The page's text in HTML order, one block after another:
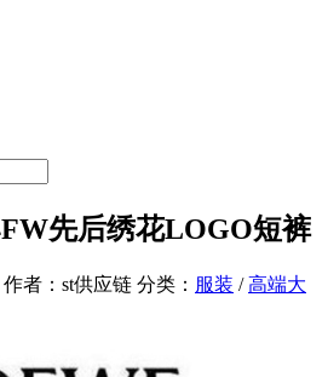
先后绣花LOGO短裤
作者：st供应链 分类： 服装 /高端大